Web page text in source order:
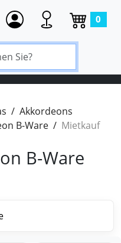
0
Akkordeons
B-Ware Mietkauf
B-Ware